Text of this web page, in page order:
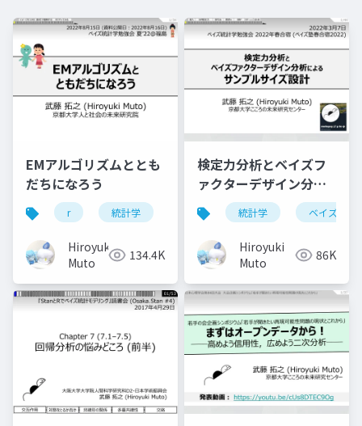
EMアルゴリズムととも
だちになろう
r 統計学 アルゴリズム 最尤法
Hiroyuki
Muto
134.4K
検定力分析とベイズフ
ァクターデザイン分析
によるサンプルサイズ
設計
統計学 ベイズ
Hiroyuki
Muto
86K